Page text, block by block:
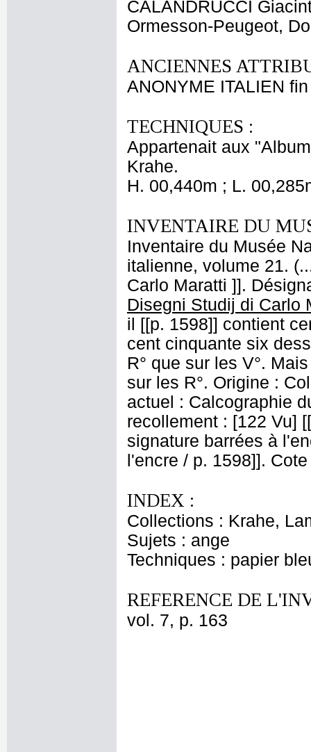
CALANDRUCCI
Ormesson-Peugeot,
ANCIENNES
ANONYME ITALIEN
TECHNIQUES :
Appartenait aux
Krahe.
H. 00,440m ; L.
INVENTAIRE DU
Inventaire du Musée
italienne, volume 21.
Carlo Maratti ]].
Disegni Studij di Carlo
il [[p. 1598]] contient
cent cinquante six
R° que sur les V°.
sur les R°. Origine :
actuel : Calcographie
recollement : [122 Vu]
signature barrées à
l'encre / p. 1598]].
INDEX :
Collections : Krahe,
Sujets : ange
Techniques : papier
REFERENCE DE
vol. 7, p. 163